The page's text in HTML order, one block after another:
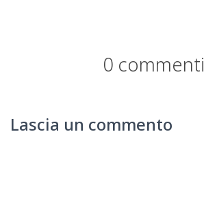
0 commenti
Lascia un commento